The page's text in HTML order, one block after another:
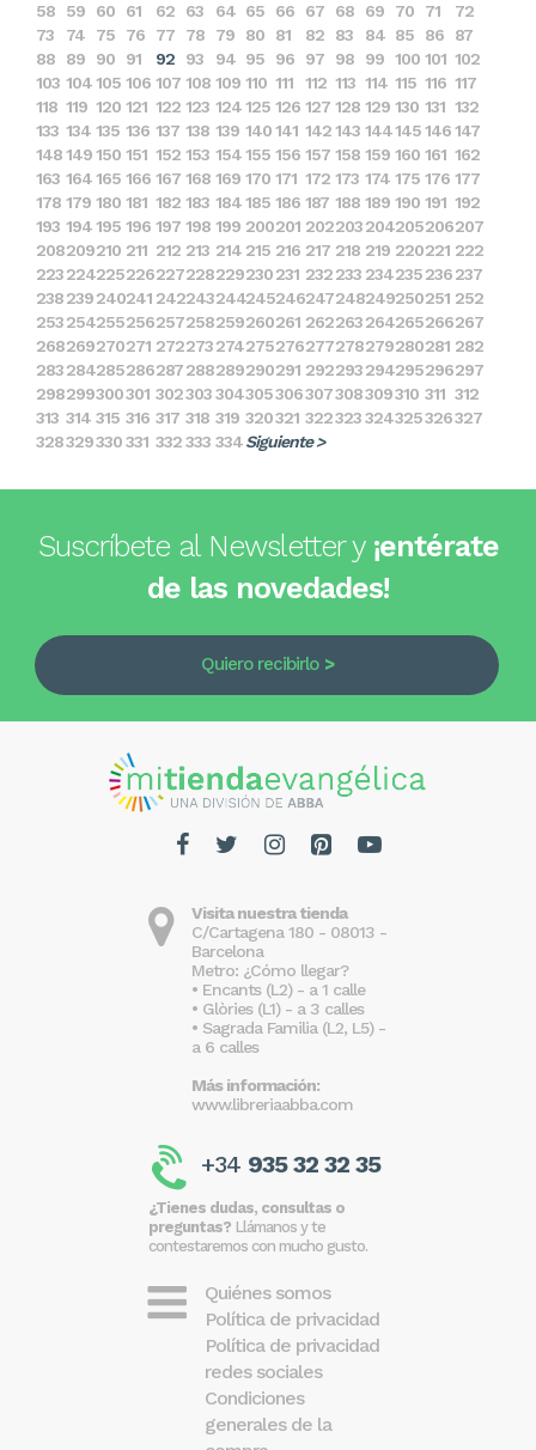
58
59 60 61 62 63 64 65 66 67 68 69 70 71
72
73
74 75 76 77 78 79 80 81 82 83 84 85 86
87
88
89 90 91 92 93 94 95 96 97 98 99 100 101 102
103 104105 106 107 108 109 110 111 112 113 114 115 116 117
118 119 120 121 122 123 124125 126 127 128 129 130 131 132
133 134 135 136 137 138 139 140141 142143 144145146147
148149150 151 152 153 154155 156 157 158 159 160 161 162
163 164165 166 167 168 169 170 171 172 173 174 175 176 177
178 179 180 181 182 183 184185 186 187 188 189 190 191 192
193 194195 196 197 198 199 200201 202203204205206207
208209210 211 212 213 214 215 216 217 218 219 220221 222
223224225226227228229230231 232233 234235236237
238239240241 242243244245246247248249250251 252
253254255256257258259260261 262263264265266267
268269270271 272273274275276277278279280281 282
283284285286287288289290291 292293294295296297
298299300301 302303304305306307308309310 311 312
313 314 315 316 317 318 319 320321 322323324325326327
328329330331 332333 334Siguiente >
Suscríbete al Newsletter y ¡entérate
de las novedades!
Quiero recibirlo
Visita nuestra tienda
C/Cartagena 180 - 08013 -
Barcelona
Metro: ¿Cómo llegar?
• Encants (L2) - a 1 calle
• Glòries (L1) - a 3 calles
• Sagrada Familia (L2, L5) -
a 6 calles
Más información:
www.libreriaabba.com
+34 935 32 32 35
¿Tienes dudas, consultas o
preguntas? Llámanos y te
contestaremos con mucho gusto.
Quiénes somos
Política de privacidad
Política de privacidad
redes sociales
Condiciones
generales de la